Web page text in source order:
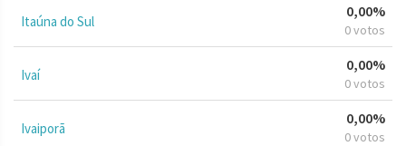
Itaúna do Sul
0,00%
0 votos
Ivaí
0,00%
0 votos
Ivaiporã
0,00%
0 votos